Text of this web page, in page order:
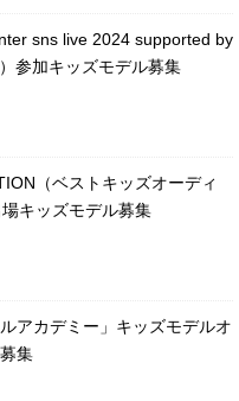
sns live 2024 supported by
参加キッズモデル募集
（ベストキッズオーディ
キッズモデル募集
アカデミー」キッズモデルオ
集